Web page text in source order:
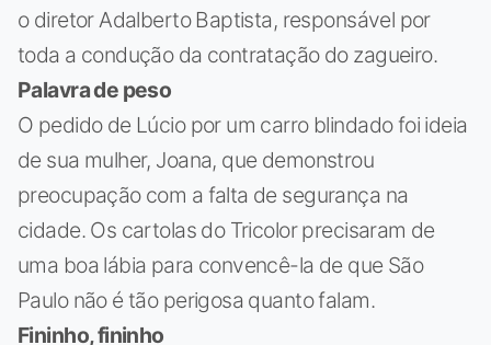
o diretor Adalberto Baptista, responsável por
toda a condução da contratação do zagueiro.
Palavra de peso
O pedido de Lúcio por um carro blindado foi ideia
de sua mulher, Joana, que demonstrou
preocupação com a falta de segurança na
cidade. Os cartolas do Tricolor precisaram de
uma boa lábia para convencê-la de que São
Paulo não é tão perigosa quanto falam.
Fininho, fininho